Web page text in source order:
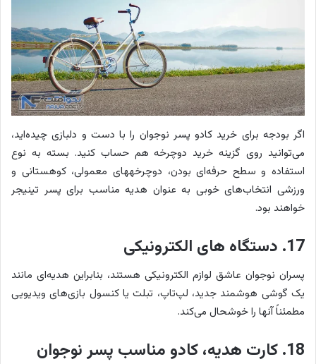
اگر بودجه برای خرید کادو پسر نوجوان را با دست و دلبازی چیده‌اید،
می‌توانید روی گزینه خرید دوچرخه هم حساب کنید. بسته به نوع
استفاده و سطح حرفه‌ای بودن، دوچرخه‎های معمولی، کوهستانی و
ورزشی انتخاب‌های خوبی به عنوان هدیه مناسب برای پسر تینیجر
خواهند بود.
17. دستگاه های الکترونیکی
پسران نوجوان عاشق لوازم الکترونیکی هستند، بنابراین هدیه‌ای مانند
یک گوشی هوشمند جدید، لپ‌تاپ، تبلت یا کنسول بازی‌های ویدیویی
مطمئناً آنها را خوشحال می‌کند.
18. کارت هدیه، کادو مناسب پسر نوجوان